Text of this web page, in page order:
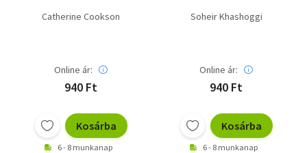
Catherine Cookson
Online ár:
940 Ft
Kosárba
6 - 8 munkanap
Soheir Khashoggi
Online ár:
940 Ft
Kosárba
6 - 8 munkanap